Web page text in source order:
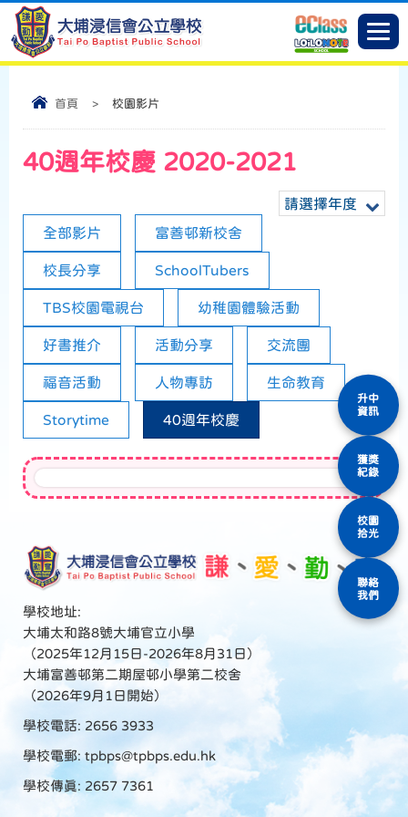
首頁 > 校園影片
40週年校慶 2020-2021
請選擇年度
全部影片
富善邨新校舍
校長分享 SchoolTubers
TBS校園電視台 幼稚園體驗活動
好書推介 活動分享 交流團
福音活動 人物專訪 生命教育
Storytime 40週年校慶
學校地址:
大埔太和路8號大埔官立小學
（2025年12月15日-2026年8月31日）
大埔富善邨第二期屋邨小學第二校舍
（2026年9月1日開始）
學校電話: 2656 3933
學校電郵: tpbps@tpbps.edu.hk
學校傳真: 2657 7361
升中
資訊
獲獎
紀錄
校園
拾光
聯絡
我們